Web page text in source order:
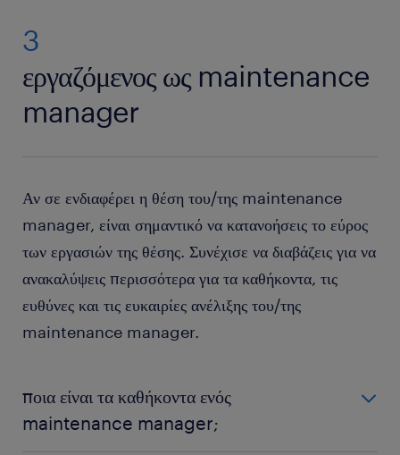
3
εργαζόμενος ως maintenance
manager
Αν σε ενδιαφέρει η θέση του/της maintenance
manager, είναι σημαντικό να κατανοήσεις το εύρος
των εργασιών της θέσης. Συνέχισε να διαβάζεις για να
ανακαλύψεις περισσότερα για τα καθήκοντα, τις
ευθύνες και τις ευκαιρίες ανέλιξης του/της
maintenance manager.
ποια είναι τα καθήκοντα ενός
maintenance manager;